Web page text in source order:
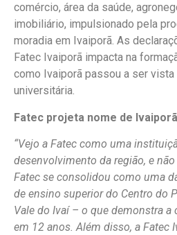
comércio, área da saúde,
imobiliário, impulsionado pela
moradia em Ivaiporã. As
Fatec Ivaiporã impacta na
como Ivaiporã passou a ser
universitária.
Fatec projeta nome de
“Vejo a Fatec como uma
desenvolvimento da região, e
Fatec se consolidou como uma
de ensino superior do Centro do
Vale do Ivaí – o que demonstra
em 12 anos. Além disso, a Fatec